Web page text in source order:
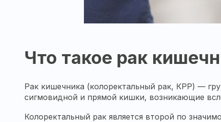
Что такое рак
Рак кишечника (колоректальный рак, КРР) —
сигмовидной и прямой кишки, возникающие
Колоректальный рак является второй по